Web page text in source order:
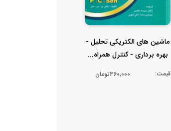
ماشین های الکتریکی تحلیل -
بهره برداری - کنترل همراه...
قیمت: 360,000تومان